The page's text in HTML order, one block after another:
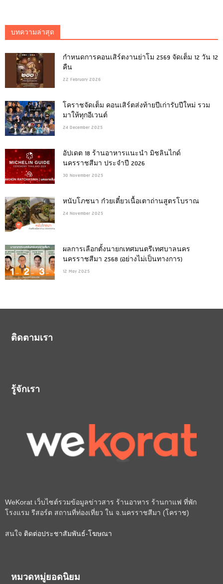
บทความล่าสุด
กำหนดการคอนเสิร์ตงานย่าโม 2569 จัดเต็ม 12 วัน 12
คืน
22 February 2026
โคราชจัดเต็ม คอนเสิร์ตส่งท้ายปีเก่ารับปีใหม่ รวม
มาให้ทุกอีเวนต์
24 December 2025
อัปเดต 18 ร้านอาหารแนะนำ มิชลินไกด์
นครราชสีมา ประจำปี 2026
30 November 2025
หนับโภชนา ก๋วยเตี๋ยวเนื้อเตาถ่านสูตรโบราณ
24 November 2025
ผลการเลือกตั้งนายกเทศมนตรีเทศบาลนคร
นครราชสีมา 2568 (อย่างไม่เป็นทางการ)
12 May 2025
ติดตามเรา
รู้จักเรา
WeKorat เว็บไซต์รวมข้อมูลข่าวสาร ร้านอาหาร ร้านกาแฟ ที่พัก
โรงแรม รีสอร์ต สถานที่ท่องเที่ยว ใน จ.นครราชสีมา (โคราช)
สนใจ ติดต่อประชาสัมพันธ์-โฆษณา
หมวดหมู่ยอดนิยม